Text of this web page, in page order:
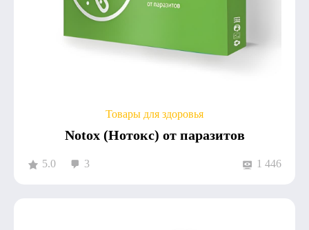
Товары для здоровья
Notox (Нотокс) от паразитов
5.0 3 1 446